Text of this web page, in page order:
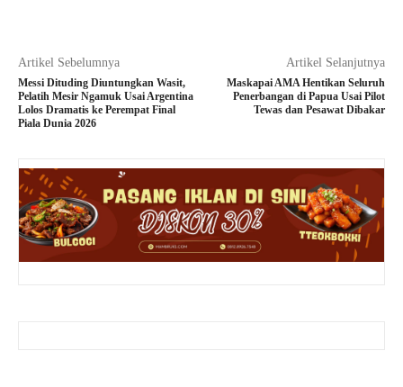
Artikel Sebelumnya
Messi Dituding Diuntungkan Wasit,
Pelatih Mesir Ngamuk Usai Argentina
Lolos Dramatis ke Perempat Final
Piala Dunia 2026
Artikel Selanjutnya
Maskapai AMA Hentikan Seluruh
Penerbangan di Papua Usai Pilot
Tewas dan Pesawat Dibakar